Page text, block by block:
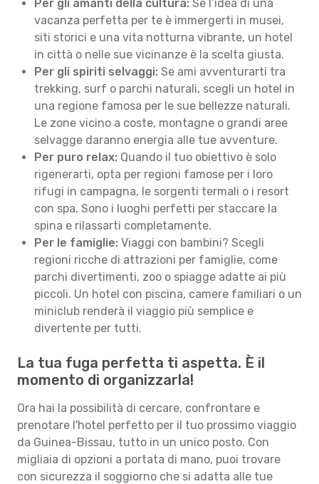
Per gli amanti della cultura: Se l’idea di una
vacanza perfetta per te è immergerti in musei,
siti storici e una vita notturna vibrante, un hotel
in città o nelle sue vicinanze è la scelta giusta.
Per gli spiriti selvaggi: Se ami avventurarti tra
trekking, surf o parchi naturali, scegli un hotel in
una regione famosa per le sue bellezze naturali.
Le zone vicino a coste, montagne o grandi aree
selvagge daranno energia alle tue avventure.
Per puro relax: Quando il tuo obiettivo è solo
rigenerarti, opta per regioni famose per i loro
rifugi in campagna, le sorgenti termali o i resort
con spa. Sono i luoghi perfetti per staccare la
spina e rilassarti completamente.
Per le famiglie: Viaggi con bambini? Scegli
regioni ricche di attrazioni per famiglie, come
parchi divertimenti, zoo o spiagge adatte ai più
piccoli. Un hotel con piscina, camere familiari o un
miniclub renderà il viaggio più semplice e
divertente per tutti.
La tua fuga perfetta ti aspetta. È il
momento di organizzarla!
Ora hai la possibilità di cercare, confrontare e
prenotare l'hotel perfetto per il tuo prossimo viaggio
da Guinea-Bissau, tutto in un unico posto. Con
migliaia di opzioni a portata di mano, puoi trovare
con sicurezza il soggiorno che si adatta alle tue